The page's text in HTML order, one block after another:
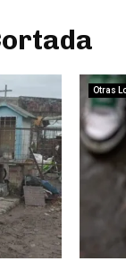
Otras